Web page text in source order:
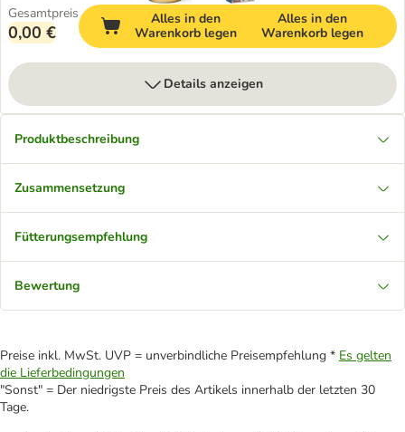
Gesamtpreis
0,00 €
Alles in den
Warenkorb legen
Alles in den
Warenkorb legen
Details anzeigen
Produktbeschreibung
Zusammensetzung
Fütterungsempfehlung
Bewertung
Preise inkl. MwSt. UVP = unverbindliche Preisempfehlung * Es gelten
die Lieferbedingungen
"Sonst" = Der niedrigste Preis des Artikels innerhalb der letzten 30
Tage.